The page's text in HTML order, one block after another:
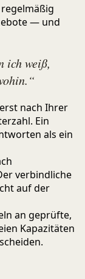
— und
ich weiß,
nach Ihrer
Ein
als ein
verbindliche
auf der
an geprüfte,
Kapazitäten